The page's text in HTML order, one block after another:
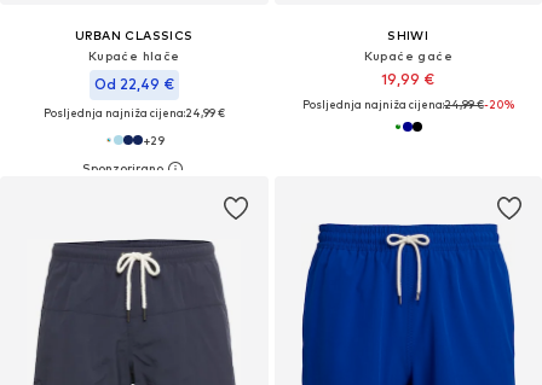
URBAN CLASSICS
Kupaće hlače
Od 22,49 €
Posljednja najniža cijena:24,99 €
+29
SHIWI
Kupaće gaće
19,99 €
Posljednja najniža cijena:24,99 €-20%